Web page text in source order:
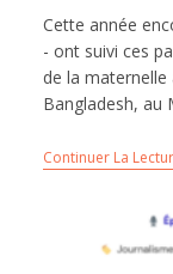
Cette année
- ont suivi ces
de la
Bangladesh, au
Continuer La